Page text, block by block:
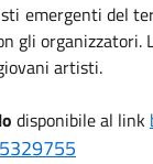
emergenti del
gli organizzatori.
artisti.
disponibile al link